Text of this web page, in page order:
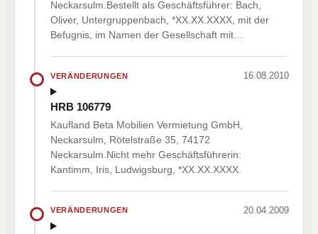
Neckarsulm.Bestellt als Geschäftsführer: Bach,
Oliver, Untergruppenbach, *XX.XX.XXXX, mit der
Befugnis, im Namen der Gesellschaft mit…
VERÄNDERUNGEN 16.08.2010
HRB 106779
Kaufland Beta Mobilien Vermietung GmbH,
Neckarsulm, Rötelstraße 35, 74172
Neckarsulm.Nicht mehr Geschäftsführerin:
Kantimm, Iris, Ludwigsburg, *XX.XX.XXXX.
VERÄNDERUNGEN 20.04.2009